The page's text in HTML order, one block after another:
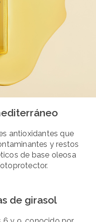
antioxidantes que
y restos
de base oleosa
de girasol